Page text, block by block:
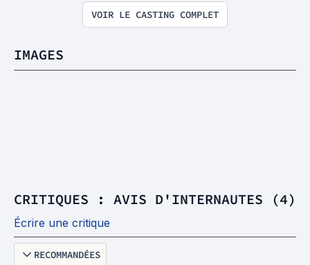
VOIR LE CASTING COMPLET
IMAGES
CRITIQUES : AVIS D'INTERNAUTES (4)
Écrire une critique
RECOMMANDÉES